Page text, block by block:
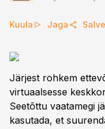
Kuula Jaga
Järjest rohkem
virtuaalsesse
Seetõttu vaatamegi
kasutada, et